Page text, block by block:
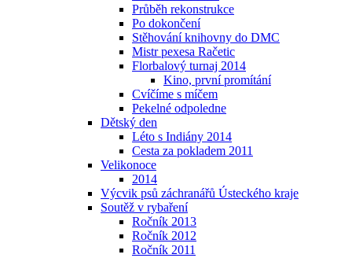
Průběh rekonstrukce
Po dokončení
Stěhování knihovny do DMC
Mistr pexesa Račetic
Florbalový turnaj 2014
Kino, první promítání
Cvíčíme s míčem
Pekelné odpoledne
Dětský den
Léto s Indiány 2014
Cesta za pokladem 2011
Velikonoce
2014
Výcvik psů záchranářů Ústeckého kraje
Soutěž v rybaření
Ročník 2013
Ročník 2012
Ročník 2011